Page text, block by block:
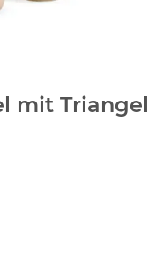
mit Triangel